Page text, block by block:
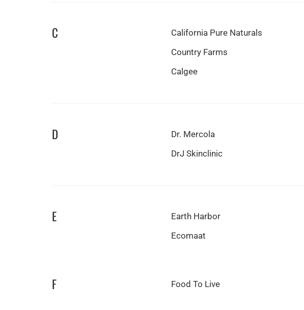
C
California Pure Naturals
Country Farms
Calgee
D
Dr. Mercola
DrJ Skinclinic
E
Earth Harbor
Ecomaat
F Food To Live